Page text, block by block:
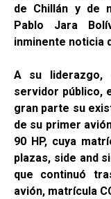
de Chillán y de
Pablo Jara
inminente noticia
A su liderazgo,
servidor público,
gran parte su
de su primer
90 HP, cuya
plazas, side and
que continuó
avión, matrícula